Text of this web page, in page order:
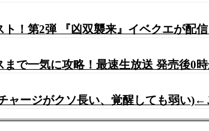
！第2弾 『凶双襲来』イベクエが配
まで一気に攻略！最速生放送 発売後0
ャージがクソ長い、覚醒しても弱い